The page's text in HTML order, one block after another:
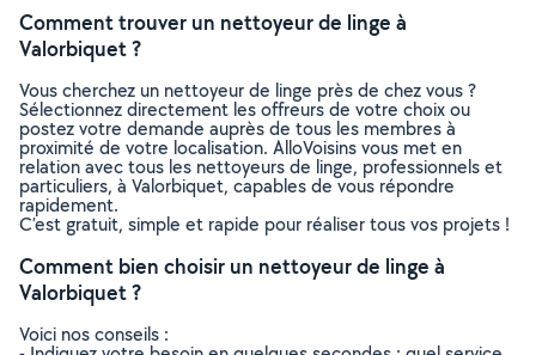
Comment trouver un nettoyeur de linge à
Valorbiquet ?
Vous cherchez un nettoyeur de linge près de chez vous ?
Sélectionnez directement les offreurs de votre choix ou
postez votre demande auprès de tous les membres à
proximité de votre localisation. AlloVoisins vous met en
relation avec tous les nettoyeurs de linge, professionnels et
particuliers, à Valorbiquet, capables de vous répondre
rapidement.
C’est gratuit, simple et rapide pour réaliser tous vos projets !
Comment bien choisir un nettoyeur de linge à
Valorbiquet ?
Voici nos conseils :